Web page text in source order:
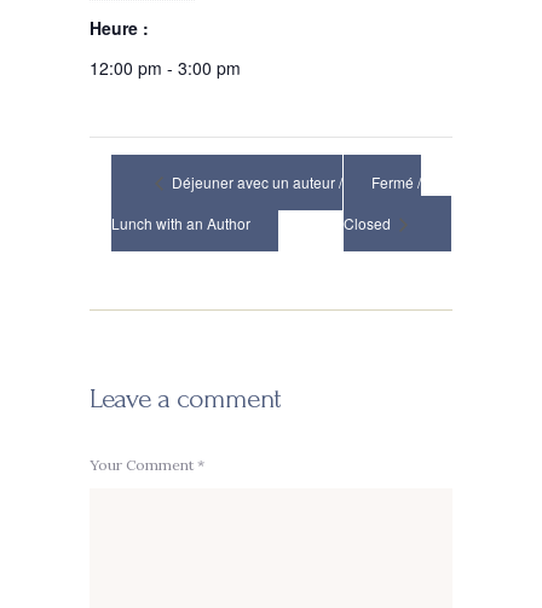
Heure :
12:00 pm - 3:00 pm
Déjeuner avec un auteur /
Lunch with an Author
Fermé /
Closed
Leave a comment
Your Comment *